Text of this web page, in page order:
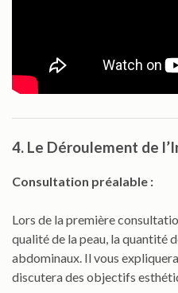
4. Le Déroulement de
Consultation préalable :
Lors de la première
qualité de la peau, la quantité
abdominaux. Il vous
discutera des objectifs